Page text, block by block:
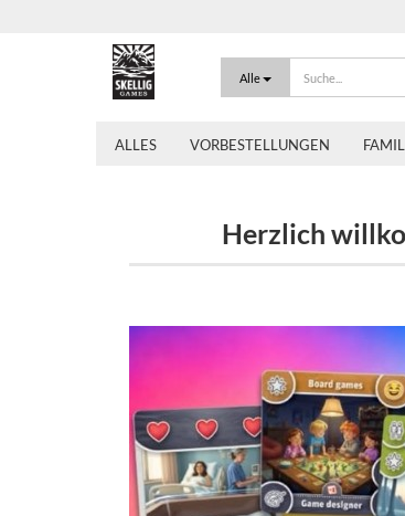
Alle
ALLES VORBESTELLUNGEN
Herzlich